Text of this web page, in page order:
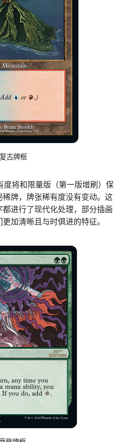
复古牌框
度将和限量版（第一版增刷）保
牌，牌张稀有度没有变动。这
进行了现代化处理，部分插画
加清晰且与时俱进的特征。